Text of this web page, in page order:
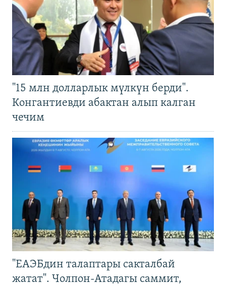
"15 млн долларлык мүлкүн берди".
Конгантиевди абактан алып калган
чечим
"ЕАЭБдин талаптары сакталбай
жатат". Чолпон-Атадагы саммит,